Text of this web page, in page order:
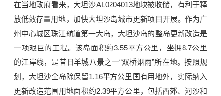
在当地政府看来，大坦沙AL0204013地块被收储，有利于释
放低效存量用地，加快大坦沙岛城市更新项目开展。作为广
州中心城区珠江航道第一大岛，大坦沙岛的整岛更新改造是
一项艰巨的工程。该岛面积约3.55平方公里，坐拥8.7公里
的江岸线，是昔日羊城八景之一“双桥烟雨”所在地。按照规
划，大坦沙全岛除保留1.16平方公里国有用地外，实际纳入
更新改造范围用地面积约2.39平方公里，包括西郊、河沙和